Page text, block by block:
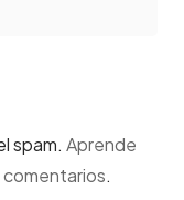
spam. Aprende
.